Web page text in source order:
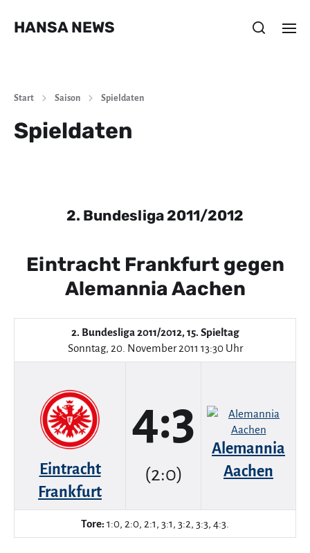
HANSA NEWS
Start Saison Spieldaten
Spieldaten
2. Bundesliga 2011/2012
Eintracht Frankfurt gegen
Alemannia Aachen
2. Bundesliga 2011/2012, 15. Spieltag
Sonntag, 20. November 2011 13:30 Uhr
Eintracht
Frankfurt
4:3
(2:0)
Alemannia
Aachen
Tore: 1:0, 2:0, 2:1, 3:1, 3:2, 3:3, 4:3.